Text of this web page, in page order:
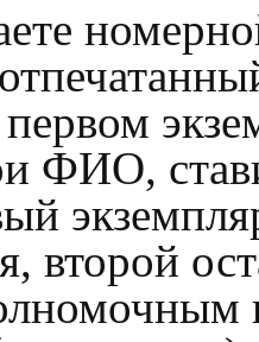
ФИО,
второй